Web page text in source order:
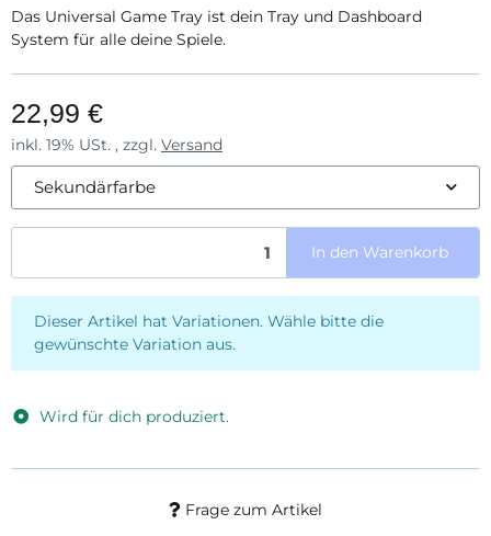
Das Universal Game Tray ist dein Tray und Dashboard
System für alle deine Spiele.
22,99 €
inkl. 19% USt. , zzgl. Versand
Sekundärfarbe
In den Warenkorb
x
Dieser Artikel hat Variationen. Wähle bitte die
gewünschte Variation aus.
Wird für dich produziert.
Frage zum Artikel